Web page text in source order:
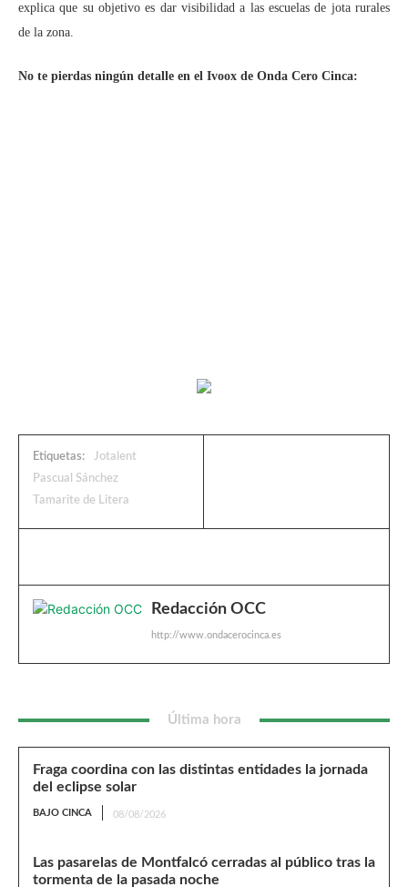
explica que su objetivo es dar visibilidad a las escuelas de jota rurales
de la zona.
No te pierdas ningún detalle en el Ivoox de Onda Cero Cinca:
Etiquetas:
Jotalent
Pascual Sánchez
Tamarite de Litera
Redacción OCC
http://www.ondacerocinca.es
Última hora
Fraga coordina con las distintas entidades la jornada
del eclipse solar
BAJO CINCA 08/08/2026
Las pasarelas de Montfalcó cerradas al público tras la
tormenta de la pasada noche